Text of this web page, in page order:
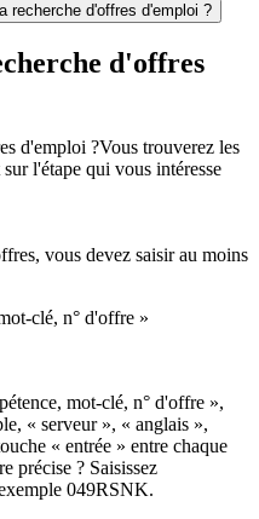
recherche d'offres d'emploi ?
d'offres
d'emploi ?Vous trouverez les
l'étape qui vous intéresse
vous devez saisir au moins
clé, n° d'offre »
mot-clé, n° d'offre »,
« serveur », « anglais »,
« entrée » entre chaque
précise ? Saisissez
049RSNK.